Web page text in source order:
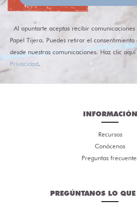
Al apuntarte aceptas recibir
Papel Tijera. Puedes retirar el
desde nuestras comunicaciones. Haz clic
Privacidad.
INFORMACIÓN
Recursos
Conócenos
Preguntas
PREGÚNTANOS LO